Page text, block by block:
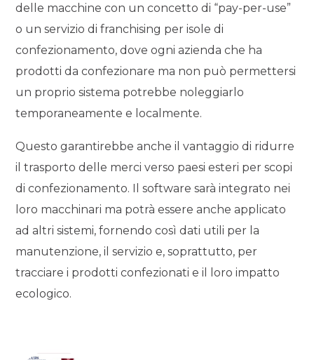
delle macchine con un concetto di “pay-per-use”
o un servizio di franchising per isole di
confezionamento, dove ogni azienda che ha
prodotti da confezionare ma non può permettersi
un proprio sistema potrebbe noleggiarlo
temporaneamente e localmente.
Questo garantirebbe anche il vantaggio di ridurre
il trasporto delle merci verso paesi esteri per scopi
di confezionamento. Il software sarà integrato nei
loro macchinari ma potrà essere anche applicato
ad altri sistemi, fornendo così dati utili per la
manutenzione, il servizio e, soprattutto, per
tracciare i prodotti confezionati e il loro impatto
ecologico.